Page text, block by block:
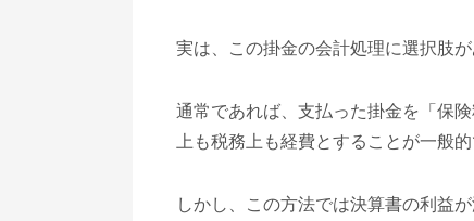
実は、この掛金の会計処理に選択肢が
通常であれば、支払った掛金を「保
上も税務上も経費とすることが一般的
しかし、この方法では決算書の利益